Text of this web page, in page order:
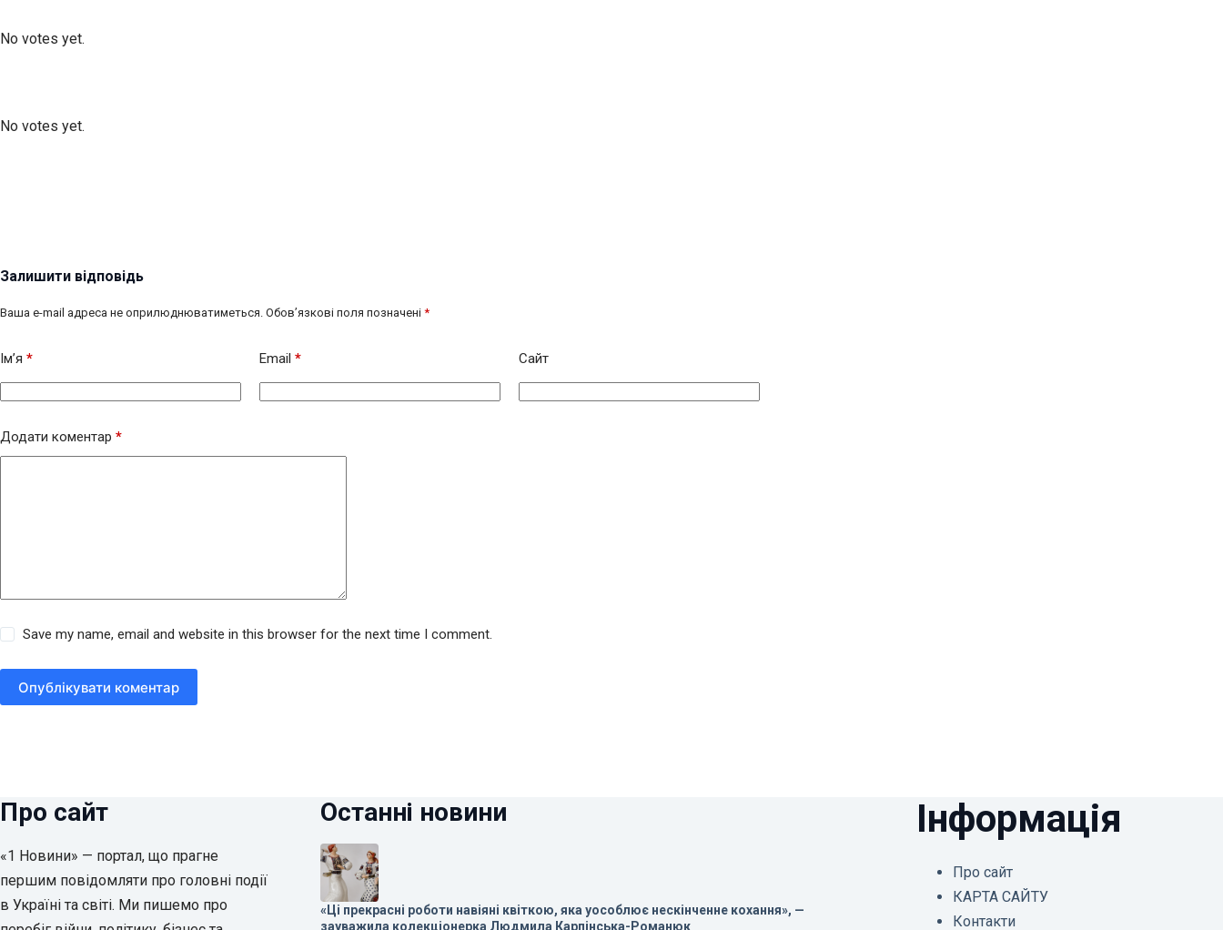
No votes yet.
No votes yet.
Залишити відповідь
Ваша e-mail адреса не оприлюднюватиметься. Обов’язкові поля позначені *
Ім’я * Email * Сайт
Додати коментар *
Save my name, email and website in this browser for the next time I comment.
Опублікувати коментар
Про сайт
«1 Новини» — портал, що прагне
першим повідомляти про головні події
в Україні та світі. Ми пишемо про
Останні новини
«Ці прекрасні роботи навіяні квіткою, яка уособлює нескінченне кохання», —
зауважила колекціонерка Людмила Карпінська-Романюк
Інформація
Про сайт
КАРТА САЙТУ
Контакти